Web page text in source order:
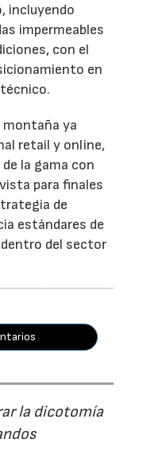
incluyendo
impermeables
con el
en
montaña ya
retail y online,
la gama con
para finales
de
estándares de
del sector
la dicotomía